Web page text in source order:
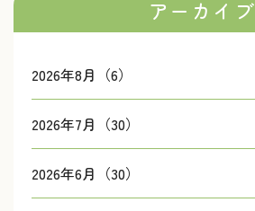
アーカイブ
2026年8月（6）
2026年7月（30）
2026年6月（30）